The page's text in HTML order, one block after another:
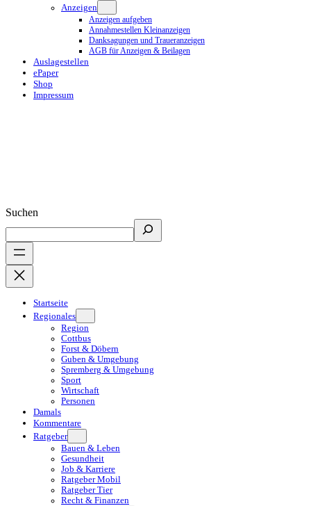
Anzeigen
Anzeigen aufgeben
Annahmestellen Kleinanzeigen
Danksagungen und Traueranzeigen
AGB für Anzeigen & Beilagen
Auslagestellen
ePaper
Shop
Impressum
Suchen
Startseite
Regionales
Region
Cottbus
Forst & Döbern
Guben & Umgebung
Spremberg & Umgebung
Sport
Wirtschaft
Personen
Damals
Kommentare
Ratgeber
Bauen & Leben
Gesundheit
Job & Karriere
Ratgeber Mobil
Ratgeber Tier
Recht & Finanzen